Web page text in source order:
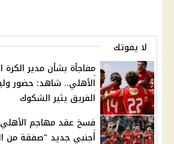
لا يفوتك
مفاجأة بشأن مدير الكرة
الأهلي.. شاهد: حضور
الفريق يثير الشكوك
فسخ عقد مهاجم الأهلي
أجنبي جديد "صفقة من